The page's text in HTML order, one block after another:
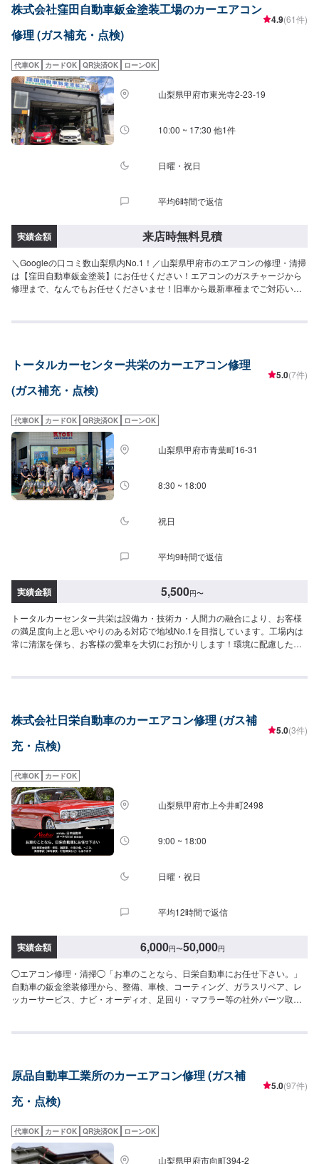
車をお預かりしている間、お客様には代車をご用意させていただいていま
す。代車は別途費用はいただかず、完全に無料でご利用いただけますのでご
安心ください。※燃料代はご負担いただきます。【納車時期について】1日〜
いましたら、お気軽にお問い合わせください。【注意】※写真は見本です。※
車種やグレードなどにより、金額・納車時期が変わります。予めご了承くだ
さい。【定休日・営業時間】定休日：火曜日営業時間：9:00~19:00
株式会社窪田自動車鈑金塗装工場のカーエアコン
修理 (ガス補充・点検)
4.9(61件)
代車OK カードOK QR決済OK ローンOK
山梨県甲府市東光寺2-23-19
10:00 ~ 17:30 他1件
日曜・祝日
平均6時間で返信
実績金額 来店時無料見積
＼Googleの口コミ数山梨県内No.1！／山梨県甲府市のエアコンの修理・清掃
は【窪田自動車鈑金塗装】にお任せください！エアコンのガスチャージから
修理まで、なんでもお任せくださいませ！旧車から最新車種までご対応いた
わかりやすくご説明し、納得の行く修理を行っていけるよう心がけておりま
なお車を私たちにお任せください。【1】オファーにてお問い合わせ【2】お
見積り【3】お見積りにご納得いただければ作業開始【4】仕上がり次第納車
《代車について》修理・メンテナンス期間中は代車を無料で手配しておりま
車種などにより金額が変わりますので、予めご了承ください。【定休日・営
業時間】定休日：日曜日、祝日営業時間：9:00~18:00
トータルカーセンター共栄のカーエアコン修理
(ガス補充・点検)
5.0(7件)
代車OK カードOK QR決済OK ローンOK
山梨県甲府市青葉町16-31
8:30 ~ 18:00
祝日
平均9時間で返信
実績金額 5,500円〜
トータルカーセンター共栄は設備カ・技術カ・人間力の融合により、お客様
の満足度向上と思いやりのある対応で地域No.1を目指しています。工場内は
常に清潔を保ち、お客様の愛車を大切にお預かりします！環境に配慮した塗
ッド車の修理もお任せください！--------------------------------------------------【1】
で納車となります。納期は前後する場合がございます。予め、ご了承くださ
い。-----パーツ持ち込みについて-----パーツの持ち込みは不可となっておりま
す。ご了承ください。-----代車について-----無料の代車をご用意しています。
だいております。-----ご来店時の注意、受付方法-----県道22号から青葉町交差
点を南に曲がり、200ｍ直進その後右折すると前方右側20ｍの位置にござい
ます。入庫の際はお気をつけてお越しください。駐車スペースは事務所前の
空いているスペースに駐車してください。受付はスタッフへ「メンテモで予
約しました」とお伝えください。ご案内いたします。【定休日・営業時間】
定休日：祝日営業時間：8:30~19:00
株式会社日栄自動車のカーエアコン修理 (ガス補
充・点検)
5.0(3件)
代車OK カードOK
山梨県甲府市上今井町2498
9:00 ~ 18:00
日曜・祝日
平均12時間で返信
実績金額 6,000円〜50,000円
◯エアコン修理・清掃◯「お車のことなら、日栄自動車にお任せ下さい。」
自動車の鈑金塗装修理から、整備、車検、コーティング、ガラスリペア、レ
ッカーサービス、ナビ・オーディオ、足回り・マフラー等の社外パーツ取り
こすり傷、へこみ、クリア剥げを鈑金で修理いたします。--------------------------
込みについて◯新品・中古パーツのお持ち込み可能ですオファーにて詳細を
お送り頂きますようお願い致します。◯代車について◯代車無料貸出してお
ります。作業中は代車をご利用ください。燃料代はお客様にご負担頂いてお
原品自動車工業所のカーエアコン修理 (ガス補
充・点検)
5.0(97件)
代車OK カードOK QR決済OK ローンOK
山梨県甲府市向町394-2